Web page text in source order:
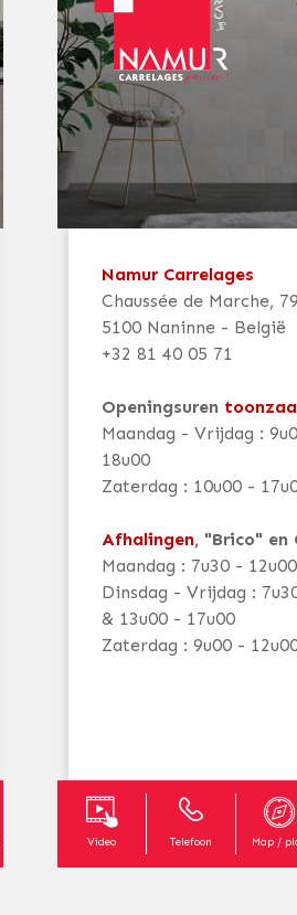
Namur Carrelages
Chaussée de Marche,
5100 Naninne - België
+32 81 40 05 71
Openingsuren
Maandag - Vrijdag :
18u00
Zaterdag : 10u00 -
Afhalingen, "Brico" en
Maandag : 7u30 - 12u00
Dinsdag - Vrijdag :
& 13u00 - 17u00
Zaterdag : 9u00 -
Video Telefoon Map /